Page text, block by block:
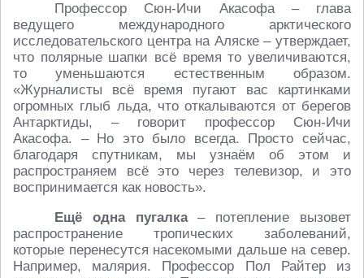
Профессор Сюн-Ичи Акасофа – глава
ведущего международного арктического
исследовательского центра на Аляске – утверждает,
что полярные шапки всё время то увеличиваются,
то уменьшаются естественным образом.
«Журналисты всё время пугают вас картинками
огромных глыб льда, что откалываются от берегов
Антарктиды, – говорит профессор Сюн-Ичи
Акасофа. – Но это было всегда. Просто сейчас,
благодаря спутникам, мы узнаём об этом и
распространяем всё это через телевизор, и это
воспринимается как новость».
Ещё одна пугалка– потепление вызовет
распространение тропических заболеваний,
которые перенесутся насекомыми дальше на север.
Например, малярия. Профессор Пол Райтер из